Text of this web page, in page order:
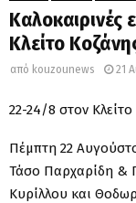
Καλοκαιρινές
Κλείτο
από kouzounews 21
22-24/8 στον
Πέμπτη 22
Τάσο Παρχαρίδη &
Κυρίλλου και